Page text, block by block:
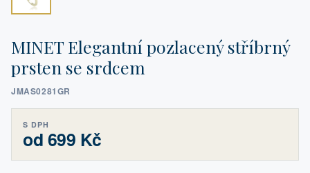
MINET Elegantní pozlacený stříbrný
prsten se srdcem
JMAS0281GR
S DPH
od 699 Kč